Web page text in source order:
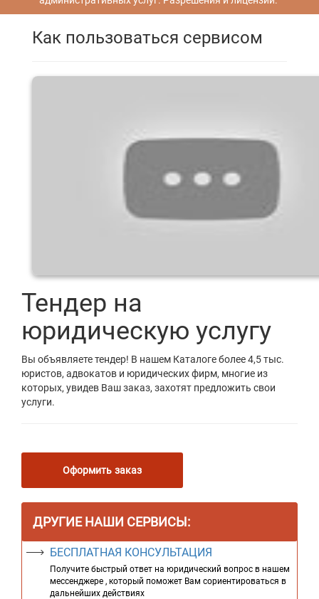
Как пользоваться сервисом
Тендер на
юридическую услугу
Вы объявляете тендер! В нашем Каталоге более 4,5 тыс.
юристов, адвокатов и юридических фирм, многие из
которых, увидев Ваш заказ, захотят предложить свои
услуги.
Оформить заказ
ДРУГИЕ НАШИ СЕРВИСЫ:
БЕСПЛАТНАЯ КОНСУЛЬТАЦИЯ
Получите быстрый ответ на юридический вопрос в нашем
мессенджере , который поможет Вам сориентироваться в
дальнейших действиях